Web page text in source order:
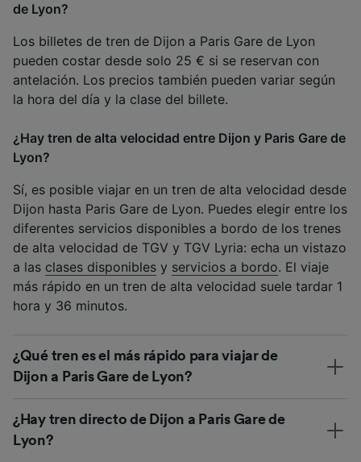
de Lyon?
Los billetes de tren de Dijon a Paris Gare de Lyon
pueden costar desde solo 25 € si se reservan con
antelación. Los precios también pueden variar según
la hora del día y la clase del billete.
¿Hay tren de alta velocidad entre Dijon y Paris Gare de
Lyon?
Sí, es posible viajar en un tren de alta velocidad desde
Dijon hasta Paris Gare de Lyon. Puedes elegir entre los
diferentes servicios disponibles a bordo de los trenes
de alta velocidad de TGV y TGV Lyria: echa un vistazo
a las clases disponibles y servicios a bordo. El viaje
más rápido en un tren de alta velocidad suele tardar 1
hora y 36 minutos.
¿Qué tren es el más rápido para viajar de
Dijon a Paris Gare de Lyon?
¿Hay tren directo de Dijon a Paris Gare de
Lyon?